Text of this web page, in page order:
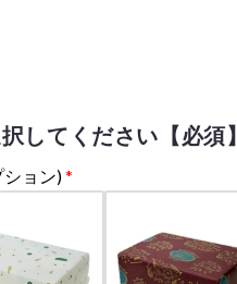
してください【必須】
ョン)